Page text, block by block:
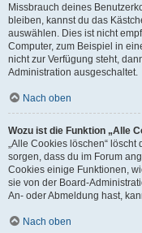
Missbrauch deines
bleiben, kannst du das
auswählen. Dies ist nicht
Computer, zum Beispiel in
nicht zur Verfügung steht,
Administration ausgeschaltet.
Nach oben
Wozu ist die Funktion „Alle
„Alle Cookies löschen“
sorgen, dass du im Forum
Cookies einige Funktionen,
sie von der Board-
An- oder Abmeldung hast,
Nach oben